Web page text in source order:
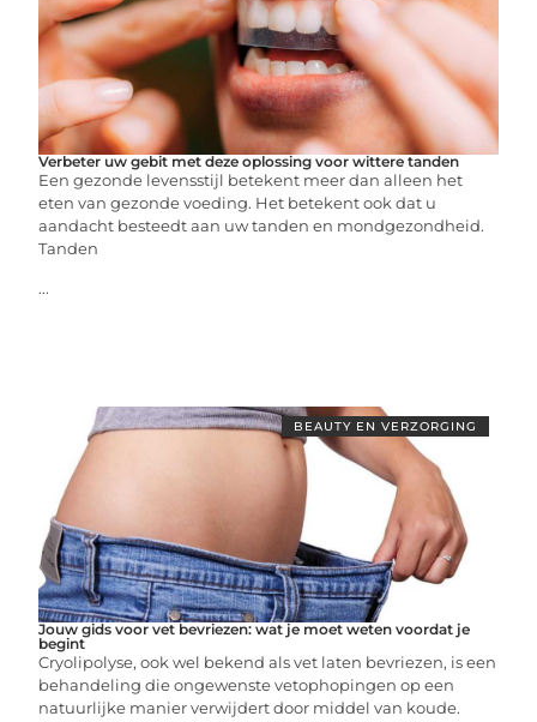
Verbeter uw gebit met deze oplossing voor wittere tanden
Een gezonde levensstijl betekent meer dan alleen het
eten van gezonde voeding. Het betekent ook dat u
aandacht besteedt aan uw tanden en mondgezondheid.
Tanden
...
BEAUTY EN VERZORGING
Jouw gids voor vet bevriezen: wat je moet weten voordat je
begint
Cryolipolyse, ook wel bekend als vet laten bevriezen, is een
behandeling die ongewenste vetophopingen op een
natuurlijke manier verwijdert door middel van koude.